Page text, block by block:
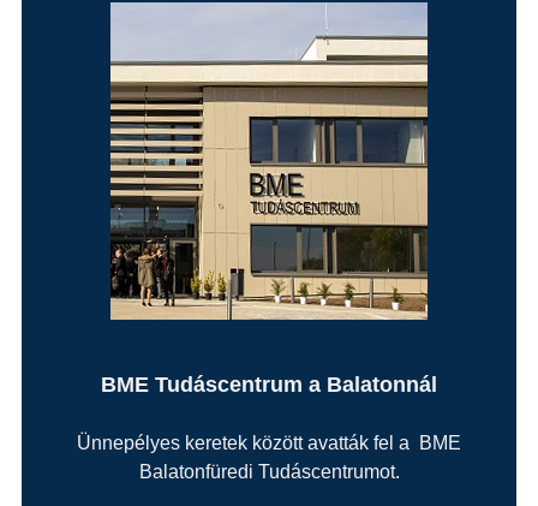
BME Tudáscentrum a Balatonnál
Ünnepélyes keretek között avatták fel a BME
Balatonfüredi Tudáscentrumot.